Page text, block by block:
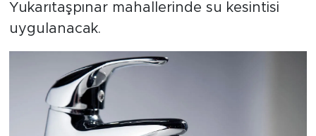
Yukarıtaşpınar mahallerinde su kesintisi
uygulanacak.